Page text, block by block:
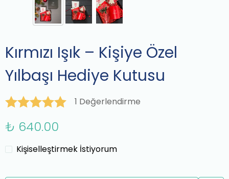
Kırmızı Işık – Kişiye Özel
Yılbaşı Hediye Kutusu
1 Değerlendirme
₺ 640.00
Kişiselleştirmek İstiyorum